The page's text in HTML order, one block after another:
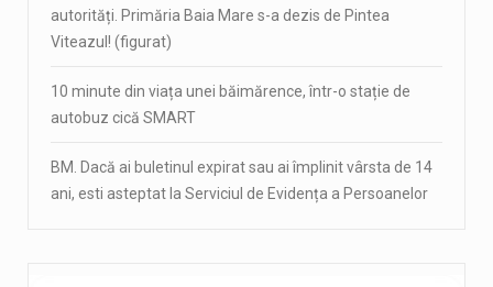
autorități. Primăria Baia Mare s-a dezis de Pintea
Viteazul! (figurat)
10 minute din viața unei băimărence, într-o stație de
autobuz cică SMART
BM. Dacă ai buletinul expirat sau ai împlinit vârsta de 14
ani, esti asteptat la Serviciul de Evidența a Persoanelor